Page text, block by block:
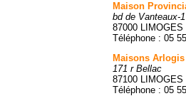
Maison
bd de Vanteaux-
87000 LIMOGES
Téléphone : 05
Maisons Arlogis
171 r Bellac
87100 LIMOGES
Téléphone : 05